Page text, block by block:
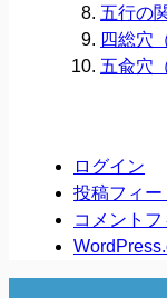
五行の
四総穴
五兪穴
ログイン
投稿フィー
コメントフ